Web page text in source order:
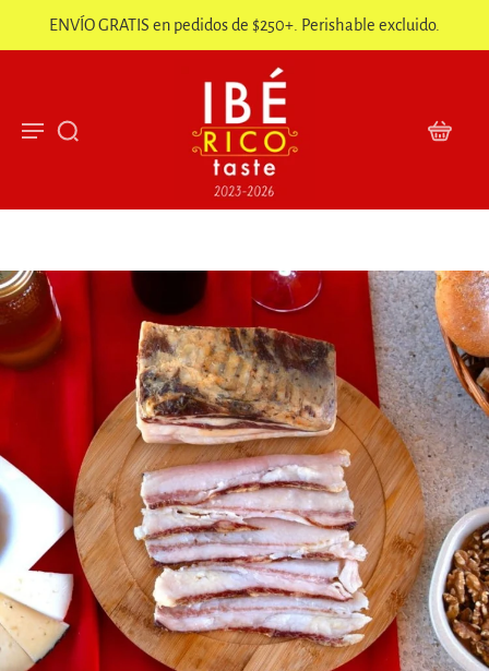
ENVÍO GRATIS en pedidos de $250+. Perishable excluido.